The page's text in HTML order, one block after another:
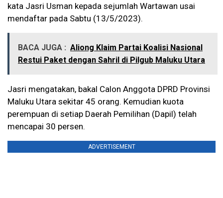
kata Jasri Usman kepada sejumlah Wartawan usai
mendaftar pada Sabtu (13/5/2023).
BACA JUGA : Aliong Klaim Partai Koalisi Nasional
Restui Paket dengan Sahril di Pilgub Maluku Utara
Jasri mengatakan, bakal Calon Anggota DPRD Provinsi
Maluku Utara sekitar 45 orang. Kemudian kuota
perempuan di setiap Daerah Pemilihan (Dapil) telah
mencapai 30 persen.
ADVERTISEMENT